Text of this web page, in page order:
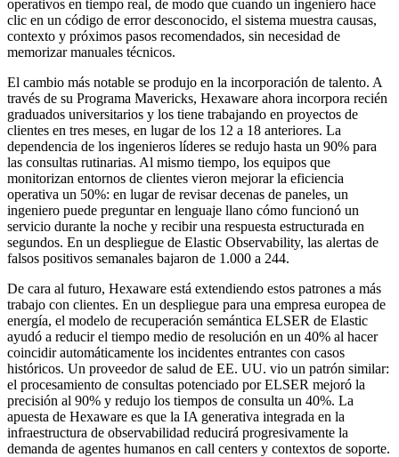
operativos en tiempo real, de modo que cuando un ingeniero hace
clic en un código de error desconocido, el sistema muestra causas,
contexto y próximos pasos recomendados, sin necesidad de
memorizar manuales técnicos.
El cambio más notable se produjo en la incorporación de talento. A
través de su Programa Mavericks, Hexaware ahora incorpora recién
graduados universitarios y los tiene trabajando en proyectos de
clientes en tres meses, en lugar de los 12 a 18 anteriores. La
dependencia de los ingenieros líderes se redujo hasta un 90% para
las consultas rutinarias. Al mismo tiempo, los equipos que
monitorizan entornos de clientes vieron mejorar la eficiencia
operativa un 50%: en lugar de revisar decenas de paneles, un
ingeniero puede preguntar en lenguaje llano cómo funcionó un
servicio durante la noche y recibir una respuesta estructurada en
segundos. En un despliegue de Elastic Observability, las alertas de
falsos positivos semanales bajaron de 1.000 a 244.
De cara al futuro, Hexaware está extendiendo estos patrones a más
trabajo con clientes. En un despliegue para una empresa europea de
energía, el modelo de recuperación semántica ELSER de Elastic
ayudó a reducir el tiempo medio de resolución en un 40% al hacer
coincidir automáticamente los incidentes entrantes con casos
históricos. Un proveedor de salud de EE. UU. vio un patrón similar:
el procesamiento de consultas potenciado por ELSER mejoró la
precisión al 90% y redujo los tiempos de consulta un 40%. La
apuesta de Hexaware es que la IA generativa integrada en la
infraestructura de observabilidad reducirá progresivamente la
demanda de agentes humanos en call centers y contextos de soporte.